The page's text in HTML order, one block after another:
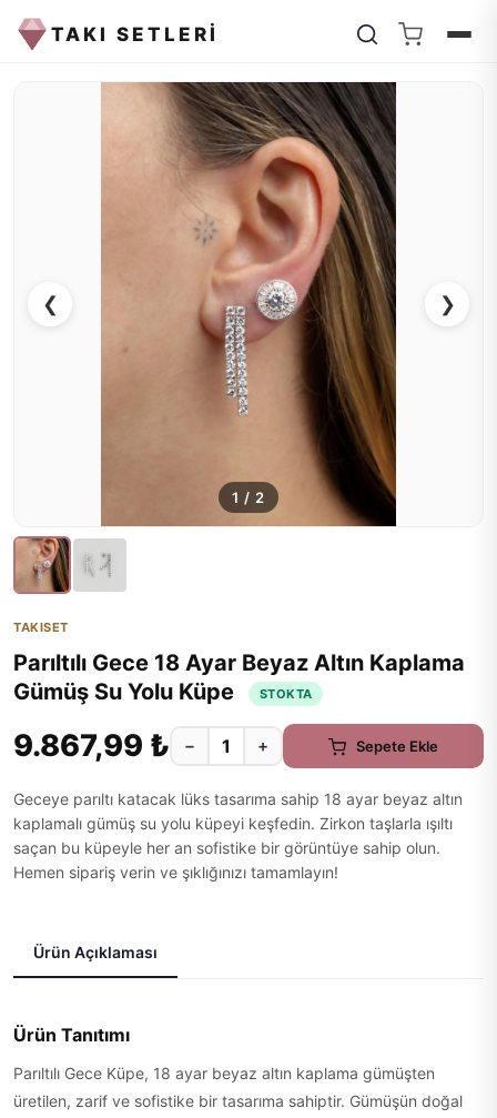
TAKI SETLERİ
❮ ❯
1 / 2
TAKISET
Parıltılı Gece 18 Ayar Beyaz Altın Kaplama
Gümüş Su Yolu Küpe
STOKTA
9.867,99 ₺ − + Sepete Ekle
Geceye parıltı katacak lüks tasarıma sahip 18 ayar beyaz altın
kaplamalı gümüş su yolu küpeyi keşfedin. Zirkon taşlarla ışıltı
saçan bu küpeyle her an sofistike bir görüntüye sahip olun.
Hemen sipariş verin ve şıklığınızı tamamlayın!
Ürün Açıklaması
Ürün Tanıtımı
Parıltılı Gece Küpe, 18 ayar beyaz altın kaplama gümüşten
üretilen, zarif ve sofistike bir tasarıma sahiptir. Gümüşün doğal